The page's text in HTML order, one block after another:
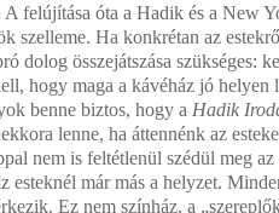
felújítása óta a Hadik és a New
szelleme. Ha konkrétan az
dolog összejátszása szükséges:
hogy maga a kávéház jó helyen
benne biztos, hogy a Hadik
lenne, ha áttennénk az
nem is feltétlenül szédül meg
esteknél már más a helyzet.
Ez nem színház, a